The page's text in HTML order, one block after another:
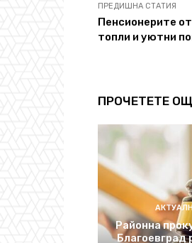
ПРЕДИШНА СТАТИЯ
Пенсионерите
топли и уютни
ПРОЧЕТЕТЕ
Районна
Благоевград